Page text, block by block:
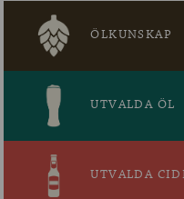
ÖLKUNSKAP
UTVALDA ÖL
UTVALDA